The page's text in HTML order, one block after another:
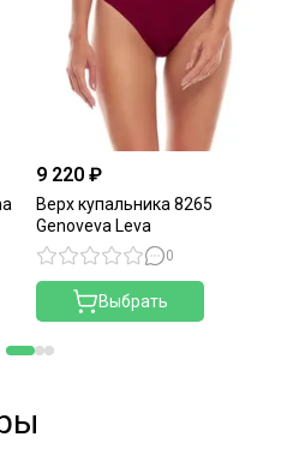
9 220 ₽
Верх купальника 8265
Genoveva Leva
0
Выбрать